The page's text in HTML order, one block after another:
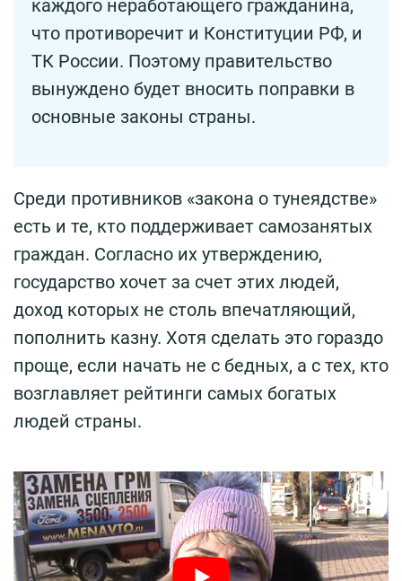
каждого неработающего гражданина,
что противоречит и Конституции РФ, и
ТК России. Поэтому правительство
вынуждено будет вносить поправки в
основные законы страны.
Среди противников «закона о тунеядстве»
есть и те, кто поддерживает самозанятых
граждан. Согласно их утверждению,
государство хочет за счет этих людей,
доход которых не столь впечатляющий,
пополнить казну. Хотя сделать это гораздо
проще, если начать не с бедных, а с тех, кто
возглавляет рейтинги самых богатых
людей страны.